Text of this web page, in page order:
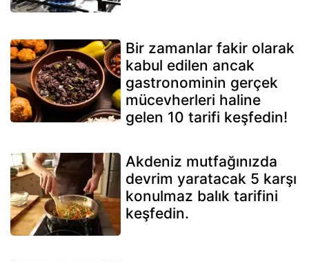
Bir zamanlar fakir olarak
kabul edilen ancak
gastronominin gerçek
mücevherleri haline
gelen 10 tarifi keşfedin!
Akdeniz mutfağınızda
devrim yaratacak 5 karşı
konulmaz balık tarifini
keşfedin.